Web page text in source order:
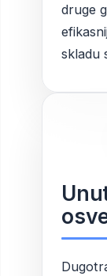
druge
skladu